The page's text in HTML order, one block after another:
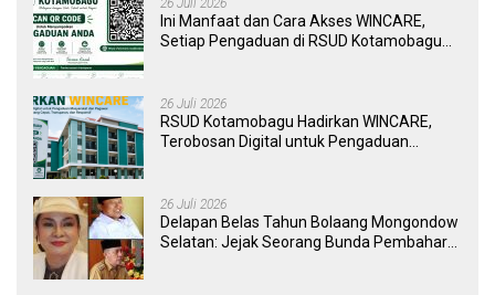
Ini Manfaat dan Cara Akses WINCARE,
Setiap Pengaduan di RSUD Kotamobagu
26 Juli 2026
RSUD Kotamobagu Hadirkan WINCARE,
Terobosan Digital untuk Pengaduan
26 Juli 2026
Delapan Belas Tahun Bolaang Mongondow
Selatan: Jejak Seorang Bunda Pembaharu